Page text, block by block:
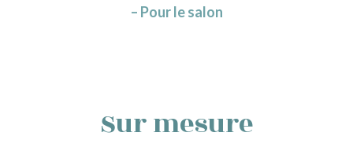
– Pour le salon
Sur mesure